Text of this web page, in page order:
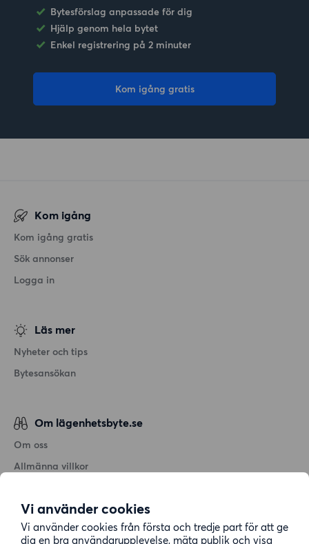
Vi använder cookies
Vi använder cookies från första och tredje part för att ge
dig en bra användarupplevelse, mäta publik och visa
Bytesförslag anpassade för dig
Hjälp genom hela bytet
Enkel registrering på 2 minuter
Kom igång gratis
Kom igång
Kom igång gratis
Sök annonser
Logga in
Läs mer
Nyheter och tips
Bytesansökan
Om lägenhetsbyte.se
Om oss
Allmänna villkor
Cookiepolicy
Sitemap